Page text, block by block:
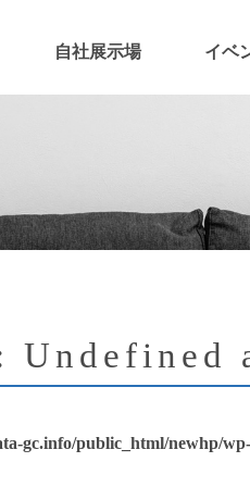
自社展示場 イベ
Undefined
gc.info/public_html/newhp/wp-